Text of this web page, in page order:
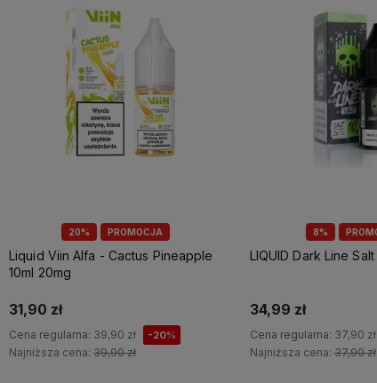
20% PROMOCJA
Liquid Viin Alfa - Cactus Pineapple
10ml 20mg
31,90 zł
Cena regularna: 39,90 zł -20%
Najniższa cena: 39,90 zł
8%
LIQUID Dark Line
34,99 zł
Cena regularna: 37,90 zł
Najniższa cena: 37,90 zł